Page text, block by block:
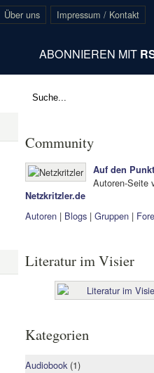
Über uns Impressum / Kontakt
ABONNIEREN MIT
Community
Auf den
Autoren-Seite
Netzkritzler.de
Autoren | Blogs | Gruppen |
Literatur im Visier
Kategorien
Audiobook(1)